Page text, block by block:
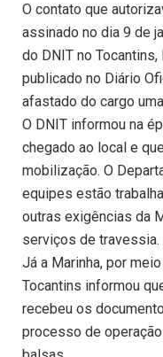
O contato que
assinado no dia 9 de
do DNIT no
publicado no Diário
afastado do cargo
O DNIT informou na
chegado ao local e
mobilização. O
equipes estão
outras exigências da
serviços de travessia.
Já a Marinha, por
Tocantins informou
recebeu os
processo de